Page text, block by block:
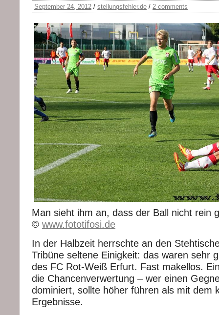
September 24, 2012 / stellungsfehler.de / 2 comments
Man sieht ihm an, dass der Ball nicht rein
© www.fototifosi.de
In der Halbzeit herrschte an den
Tribüne seltene Einigkeit: das waren sehr
des FC Rot-Weiß Erfurt. Fast makellos.
die Chancenverwertung – wer einen
dominiert, sollte höher führen als mit dem
Ergebnisse.